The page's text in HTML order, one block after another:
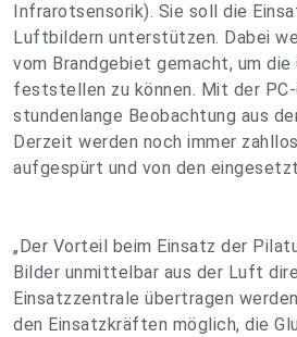
Infrarotsensorik). Sie soll die
Luftbildern unterstützen. Dabei
vom Brandgebiet gemacht, um
feststellen zu können. Mit der
stundenlange Beobachtung aus
Derzeit werden noch immer
aufgespürt und von den
„Der Vorteil beim Einsatz der
Bilder unmittelbar aus der Luft
Einsatzzentrale übertragen
den Einsatzkräften möglich, die